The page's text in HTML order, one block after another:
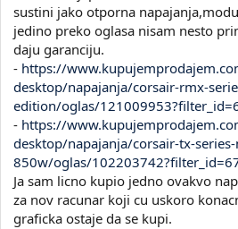
sustini jako otporna
jedino preko oglasa nisam nesto
daju garanciju.
- https://
desktop/napajanja/corsair-rmx-
edition/oglas/
- https://
desktop/napajanja/corsair-tx-
850w/oglas/
Ja sam licno kupio jedno ovakvo
za nov racunar koji cu uskoro
graficka ostaje da se kupi.